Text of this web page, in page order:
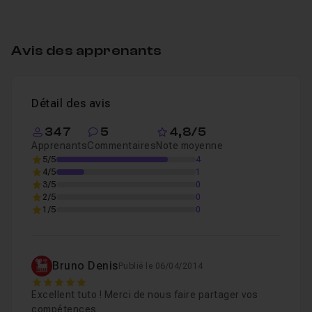
Avis des apprenants
Détail des avis
347
Apprenants
5
Commentaires
4,8/5
Note moyenne
5/5
4
4/5
1
3/5
0
2/5
0
1/5
0
Bruno Denis Publié le 06/04/2014
5
Excellent tuto ! Merci de nous faire partager vos
compétences